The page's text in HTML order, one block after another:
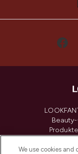
We use cookies and